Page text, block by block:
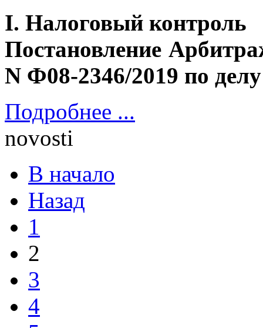
I. Налоговый контроль
Постановление
N Ф08-2346/2019 по
Подробнее ...
novosti
В начало
Назад
1
2
3
4